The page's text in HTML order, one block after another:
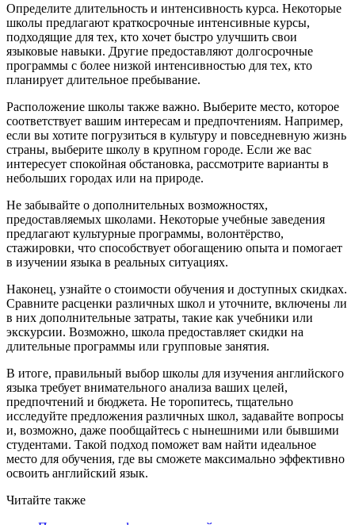
Определите длительность и интенсивность курса. Некоторые
школы предлагают краткосрочные интенсивные курсы,
подходящие для тех, кто хочет быстро улучшить свои
языковые навыки. Другие предоставляют долгосрочные
программы с более низкой интенсивностью для тех, кто
планирует длительное пребывание.
Расположение школы также важно. Выберите место, которое
соответствует вашим интересам и предпочтениям. Например,
если вы хотите погрузиться в культуру и повседневную жизнь
страны, выберите школу в крупном городе. Если же вас
интересует спокойная обстановка, рассмотрите варианты в
небольших городах или на природе.
Не забывайте о дополнительных возможностях,
предоставляемых школами. Некоторые учебные заведения
предлагают культурные программы, волонтёрство,
стажировки, что способствует обогащению опыта и помогает
в изучении языка в реальных ситуациях.
Наконец, узнайте о стоимости обучения и доступных скидках.
Сравните расценки различных школ и уточните, включены ли
в них дополнительные затраты, такие как учебники или
экскурсии. Возможно, школа предоставляет скидки на
длительные программы или групповые занятия.
В итоге, правильный выбор школы для изучения английского
языка требует внимательного анализа ваших целей,
предпочтений и бюджета. Не торопитесь, тщательно
исследуйте предложения различных школ, задавайте вопросы
и, возможно, даже пообщайтесь с нынешними или бывшими
студентами. Такой подход поможет вам найти идеальное
место для обучения, где вы сможете максимально эффективно
освоить английский язык.
Читайте также